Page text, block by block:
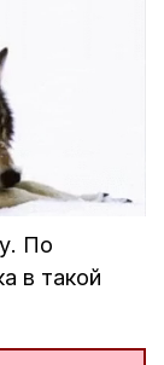
По
в такой